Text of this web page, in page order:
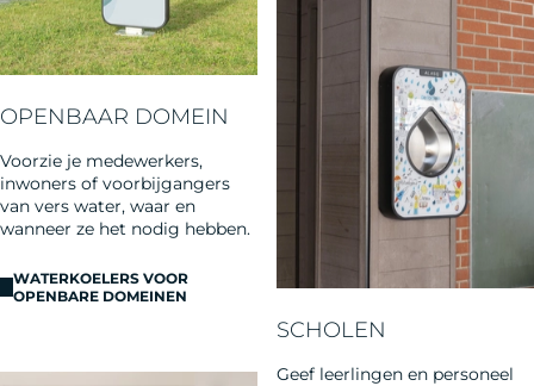
OPENBAAR DOMEIN
Voorzie je medewerkers,
inwoners of voorbijgangers
van vers water, waar en
wanneer ze het nodig hebben.
WATERKOELERS VOOR
OPENBARE DOMEINEN
SCHOLEN
Geef leerlingen en personeel